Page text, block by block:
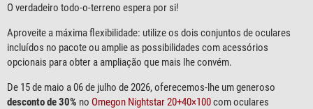
O verdadeiro todo-o-terreno espera por si!
Aproveite a máxima flexibilidade: utilize os dois conjuntos de oculares
incluídos no pacote ou amplie as possibilidades com acessórios
opcionais para obter a ampliação que mais lhe convém.
De 15 de maio a 06 de julho de 2026, oferecemos-lhe um generoso
desconto de 30% no Omegon Nightstar 20+40×100com oculares